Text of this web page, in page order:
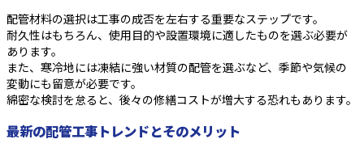
配管材料の選択は工事の成否を左右する重要なステップです。
耐久性はもちろん、使用目的や設置環境に適したものを選ぶ必要が
あります。
また、寒冷地には凍結に強い材質の配管を選ぶなど、季節や気候の
変動にも留意が必要です。
綿密な検討を怠ると、後々の修繕コストが増大する恐れもあります。
最新の配管工事トレンドとそのメリット